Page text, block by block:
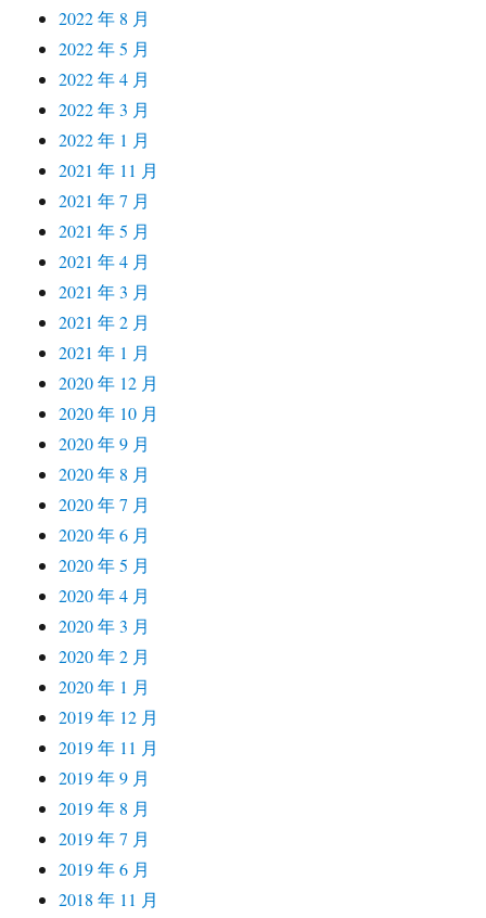
2022 年 8 月
2022 年 5 月
2022 年 4 月
2022 年 3 月
2022 年 1 月
2021 年 11 月
2021 年 7 月
2021 年 5 月
2021 年 4 月
2021 年 3 月
2021 年 2 月
2021 年 1 月
2020 年 12 月
2020 年 10 月
2020 年 9 月
2020 年 8 月
2020 年 7 月
2020 年 6 月
2020 年 5 月
2020 年 4 月
2020 年 3 月
2020 年 2 月
2020 年 1 月
2019 年 12 月
2019 年 11 月
2019 年 9 月
2019 年 8 月
2019 年 7 月
2019 年 6 月
2018 年 11 月